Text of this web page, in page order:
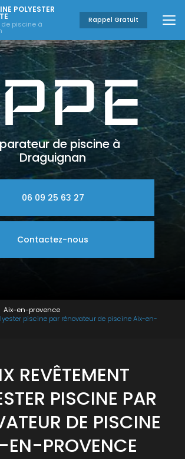
POLYESTER
Rappel Gratuit
de piscine à
Draguignan
06 09 25 63 27
Contactez-nous
Aix-en-provence
piscine par rénovateur de piscine Aix-en-
REVÊTEMENT
PISCINE PAR
DE PISCINE
PROVENCE